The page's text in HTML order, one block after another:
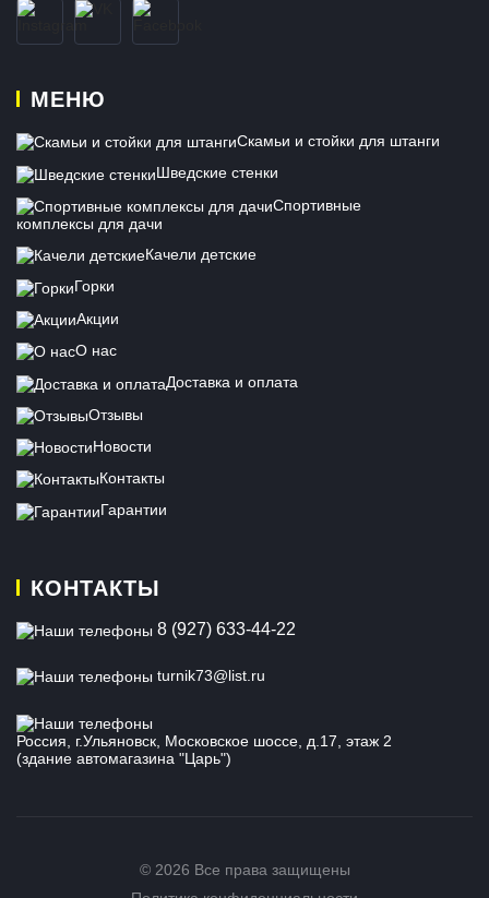
МЕНЮ
Скамьи и стойки для штанги
Шведские стенки
Спортивные
комплексы для дачи
Качели детские
Горки
Акции
О нас
Доставка и оплата
Отзывы
Новости
Контакты
Гарантии
КОНТАКТЫ
8 (927) 633-44-22
turnik73@list.ru
Россия, г.Ульяновск, Московское шоссе, д.17, этаж 2
(здание автомагазина "Царь")
© 2026 Все права защищены